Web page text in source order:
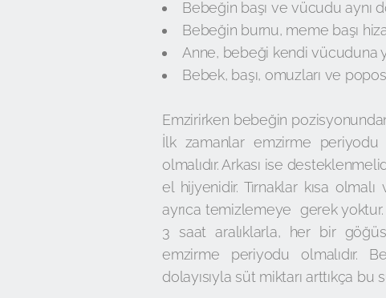
Bebeğin başı ve vücudu aynı
Bebeğin burnu, meme başı
Anne, bebeği kendi vücuduna
Bebek, başı, omuzları ve
Emzirirken bebeğin
İlk zamanlar emzirme
olmalıdır. Arkası ise
el hijyenidir. Tırnaklar kısa
ayrıca temizlemeye gerek
3 saat aralıklarla, her bir
emzirme periyodu olmalıdır.
dolayısıyla süt miktarı arttıkça bu